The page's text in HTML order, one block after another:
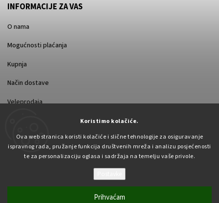
Koristimo kolačiće.
Ova web stranica koristi kolačiće i slične tehnologije za osiguravanje
ispravnog rada, pružanje funkcija društvenih mreža i analizu posjećenosti
te za personalizaciju oglasa i sadržaja na temelju vaše privole.
Prihvaćam
INFORMACIJE ZA VAS
O nama
Mogućnosti plaćanja
Kupnja
Način dostave
Veleprodaja
Autorsko pravo 2026Pabex.hr. Sva prava pridržana.
Uredi postavke kolačića